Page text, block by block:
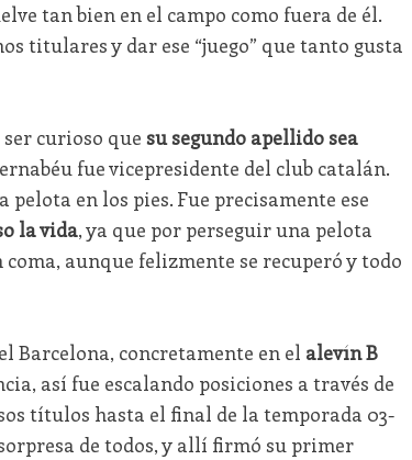
tan bien en el campo como fuera de él.
titulares y dar ese “juego” que tanto gusta
ser curioso que su segundo apellido sea
fue vicepresidente del club catalán.
pelota en los pies. Fue precisamente ese
la vida, ya que por perseguir una pelota
aunque felizmente se recuperó y todo
Barcelona, concretamente en el alevín B
así fue escalando posiciones a través de
títulos hasta el final de la temporada 03-
de todos, y allí firmó su primer